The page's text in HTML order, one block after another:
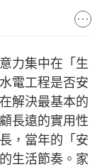
力集中在「生
電工程是否安
解決最基本的
長遠的實用性
，當年的「安
生活節奏。家